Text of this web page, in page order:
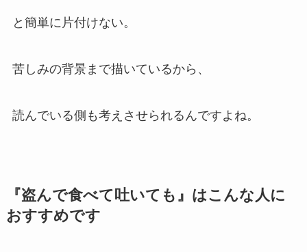
と簡単に片付けない。
苦しみの背景まで描いているから、
読んでいる側も考えさせられるんですよね。
『盗んで食べて吐いても』はこんな人に
おすすめです